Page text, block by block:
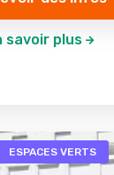
savoir plus
ESPACES VERTS